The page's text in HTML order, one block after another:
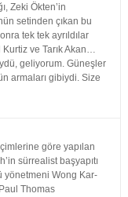
Zeki Ökten’in
setinden çıkan bu
tek tek ayrıldılar
Kurtiz ve Tarık Akan…
geliyorum. Güneşler
armaları gibiydi. Size
göre yapılan
sürrealist başyapıtı
yönetmeni Wong Kar-
Thomas